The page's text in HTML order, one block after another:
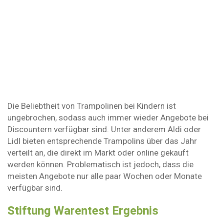
Die Beliebtheit von Trampolinen bei Kindern ist
ungebrochen, sodass auch immer wieder Angebote bei
Discountern verfügbar sind. Unter anderem Aldi oder
Lidl bieten entsprechende Trampolins über das Jahr
verteilt an, die direkt im Markt oder online gekauft
werden können. Problematisch ist jedoch, dass die
meisten Angebote nur alle paar Wochen oder Monate
verfügbar sind.
Stiftung Warentest Ergebnis